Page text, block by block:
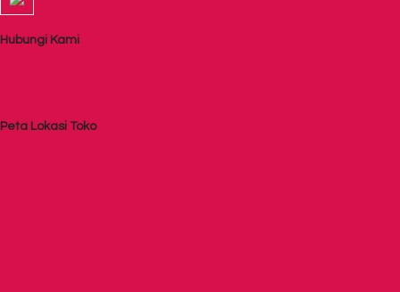
Hubungi Kami
Peta Lokasi Toko